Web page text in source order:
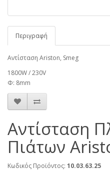
Περιγραφή
Αντίσταση Ariston, Smeg
1800W / 230V
Φ: 8mm
Αντίσταση
Πιάτων
Κωδικός Προϊόντος: 10.03.63.25